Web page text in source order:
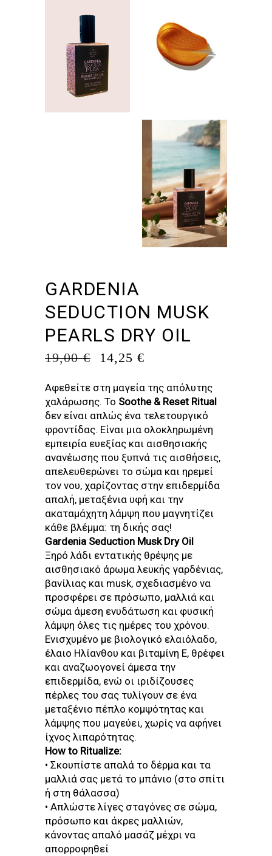
GARDENIA
SEDUCTION MUSK
PEARLS DRY OIL
19,00€
ORIGINAL
WAS:
19,00 €.
14,25€
ΤΙΜΉ
ΕΊΝΑΙ:
14,25 €.
Αφεθείτε στη μαγεία της απόλυτης
χαλάρωσης. Το Soothe & Reset Ritual
δεν είναι απλώς ένα τελετουργικό
φροντίδας. Είναι μια ολοκληρωμένη
εμπειρία ευεξίας και αισθησιακής
ανανέωσης που ξυπνά τις αισθήσεις,
απελευθερώνει το σώμα και ηρεμεί
τον νου, χαρίζοντας στην επιδερμίδα
απαλή, μεταξένια υφή και την
ακαταμάχητη λάμψη που μαγνητίζει
κάθε βλέμμα: τη δικής σας!
Gardenia Seduction Musk Dry Oil
Ξηρό λάδι εντατικής θρέψης με
αισθησιακό άρωμα λευκής γαρδένιας,
βανίλιας και musk, σχεδιασμένο να
προσφέρει σε πρόσωπο, μαλλιά και
σώμα άμεση ενυδάτωση και φυσική
λάμψη όλες τις ημέρες του χρόνου.
Ενισχυμένο με βιολογικό ελαιόλαδο,
έλαιο Ηλίανθου και βιταμίνη Ε, θρέφει
και αναζωογονεί άμεσα την
επιδερμίδα, ενώ οι ιριδίζουσες
πέρλες του σας τυλίγουν σε ένα
μεταξένιο πέπλο κομψότητας και
λάμψης που μαγεύει, χωρίς να αφήνει
ίχνος λιπαρότητας.
How to Ritualize:
• Σκουπίστε απαλά το δέρμα και τα
μαλλιά σας μετά το μπάνιο (στο σπίτι
ή στη θάλασσα)
• Απλώστε λίγες σταγόνες σε σώμα,
πρόσωπο και άκρες μαλλιών,
κάνοντας απαλό μασάζ μέχρι να
απορροφηθεί